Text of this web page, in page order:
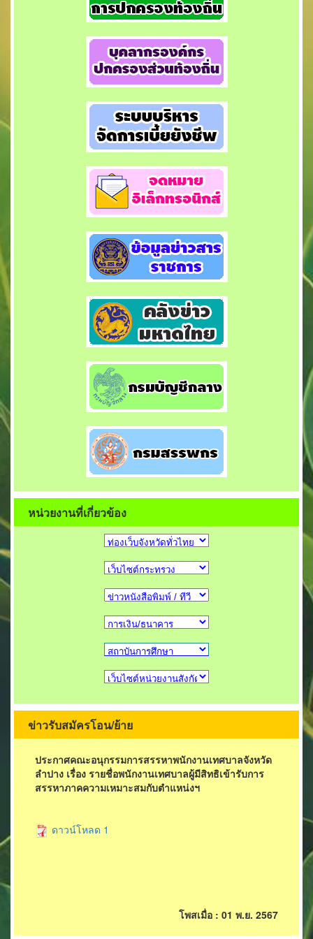
หน่วยงานที่เกี่ยวข้อง
ข่าวรับสมัครโอน/ย้าย
ประกาศคณะอนุกรรมการสรรหาพนักงานเทศบาลจังหวัด
ลำปาง เรื่อง รายชื่อพนักงานเทศบาลผู้มีสิทธิเข้ารับการ
สรรหาภาคความเหมาะสมกับตำแหน่งฯ
ดาวน์โหลด 1
โพสเมื่อ : 01 พ.ย. 2567